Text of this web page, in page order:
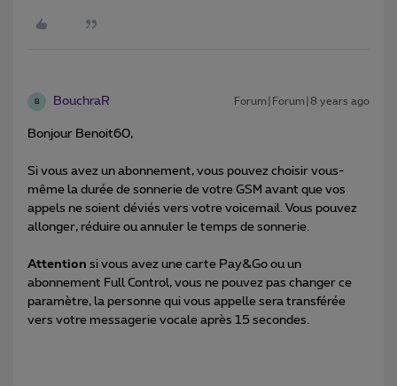
B BouchraR Forum|Forum|8 years ago
Bonjour Benoit60,
Si vous avez un abonnement, vous pouvez choisir vous-
même la durée de sonnerie de votre GSM avant que vos
appels ne soient déviés vers votre voicemail. Vous pouvez
allonger, réduire ou annuler le temps de sonnerie.
Attention si vous avez une carte Pay&Go ou un
abonnement Full Control, vous ne pouvez pas changer ce
paramètre, la personne qui vous appelle sera transférée
vers votre messagerie vocale après 15 secondes.